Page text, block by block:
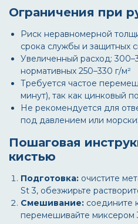
Ограничения при
Риск неравномерной
срока службы и защитных
Увеличенный расход:
нормативных 250–330 г/м²
Требуется частое
минут), так как цинковый
Не рекомендуется для
под давлением или
Пошаговая
кистью
Подготовка: очистите
St 3, обезжирьте
Смешивание: соедините
перемешивайте миксером